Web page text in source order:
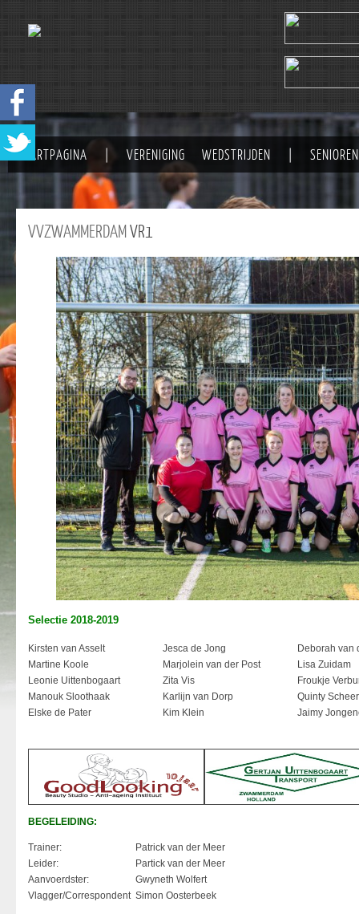
STARTPAGINA VERENIGING WEDSTRIJDEN SENIOREN
VVZWAMMERDAMVR1
Selectie 2018-2019
Kirsten van Asselt Jesca de Jong
Deborah van
Martine Koole
Marjolein van der Post
Lisa Zuidam
Leonie Uittenbogaart
Zita Vis
Froukje
Manouk Sloothaak
Karlijn van Dorp
Quinty Scheer
Elske de Pater
Kim Klein Jaimy
BEGELEIDING:
Trainer:
Patrick van der Meer
Leider:
Partick van der Meer
Aanvoerdster:
Gwyneth Wolfert
Vlagger/Correspondent Simon Oosterbeek